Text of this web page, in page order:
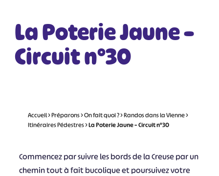
La Poterie Jaune –
Circuit n°30
Accueil>Préparons>On fait quoi ?>Randos dans la Vienne>
Itinéraires Pédestres>La Poterie Jaune – Circuit n°30
Commencez par suivre les bords de la Creuse par un
chemin tout à fait bucolique et poursuivez votre